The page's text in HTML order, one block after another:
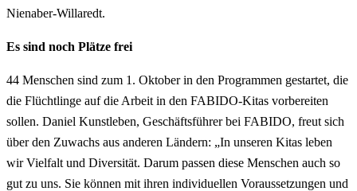
Nienaber-Willaredt.
Es sind noch Plätze frei
44 Menschen sind zum 1. Oktober in den Programmen gestartet, die
die Flüchtlinge auf die Arbeit in den FABIDO-Kitas vorbereiten
sollen. Daniel Kunstleben, Geschäftsführer bei FABIDO, freut sich
über den Zuwachs aus anderen Ländern: „In unseren Kitas leben
wir Vielfalt und Diversität. Darum passen diese Menschen auch so
gut zu uns. Sie können mit ihren individuellen Voraussetzungen und